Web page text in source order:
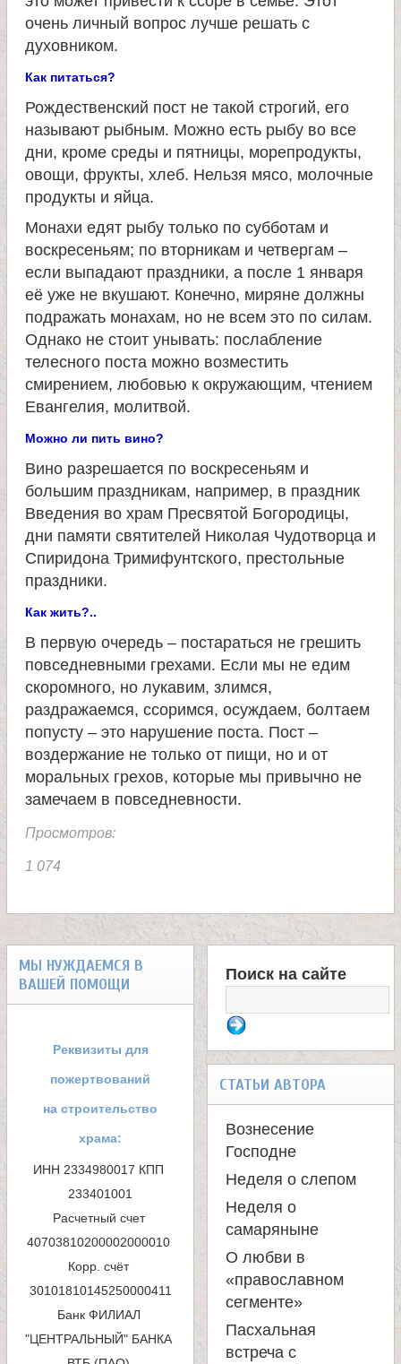
а
н
и
ц
ы
К
н
в
к
о
й
очень личный вопрос лучше решать с
духовником.
Как питаться?
Рождественский пост не такой строгий, его
называют рыбным. Можно есть рыбу во все
дни, кроме среды и пятницы, морепродукты,
овощи, фрукты, хлеб. Нельзя мясо, молочные
продукты и яйца.
Монахи едят рыбу только по субботам и
воскресеньям; по вторникам и четвергам –
если выпадают праздники, а после 1 января
её уже не вкушают. Конечно, миряне должны
подражать монахам, но не всем это по силам.
Однако не стоит унывать: послабление
телесного поста можно возместить
смирением, любовью к окружающим, чтением
Евангелия, молитвой.
Можно ли пить вино?
Вино разрешается по воскресеньям и
большим праздникам, например, в праздник
Введения во храм Пресвятой Богородицы,
дни памяти святителей Николая Чудотворца и
Спиридона Тримифунтского, престольные
праздники.
Как жить?..
В первую очередь – постараться не грешить
повседневными грехами. Если мы не едим
скоромного, но лукавим, злимся,
раздражаемся, ссоримся, осуждаем, болтаем
попусту – это нарушение поста. Пост –
воздержание не только от пищи, но и от
моральных грехов, которые мы привычно не
замечаем в повседневности.
Просмотров:
1 074
МЫ НУЖДАЕМСЯ В
ВАШЕЙ ПОМОЩИ
Реквизиты для
пожертвований
на строительство
храма:
ИНН 2334980017 КПП
233401001
Расчетный счет
40703810200002000010
Корр. счёт
Банк ФИЛИАЛ
"ЦЕНТРАЛЬНЫЙ" БАНКА
Ф
о
р
м
а
п
о
и
с
к
Поиск на сайте
СТАТЬИ АВТОРА
Вознесение
Господне
Неделя о слепом
Неделя о
самаряныне
О любви в
«православном
сегменте»
Пасхальная
встреча с